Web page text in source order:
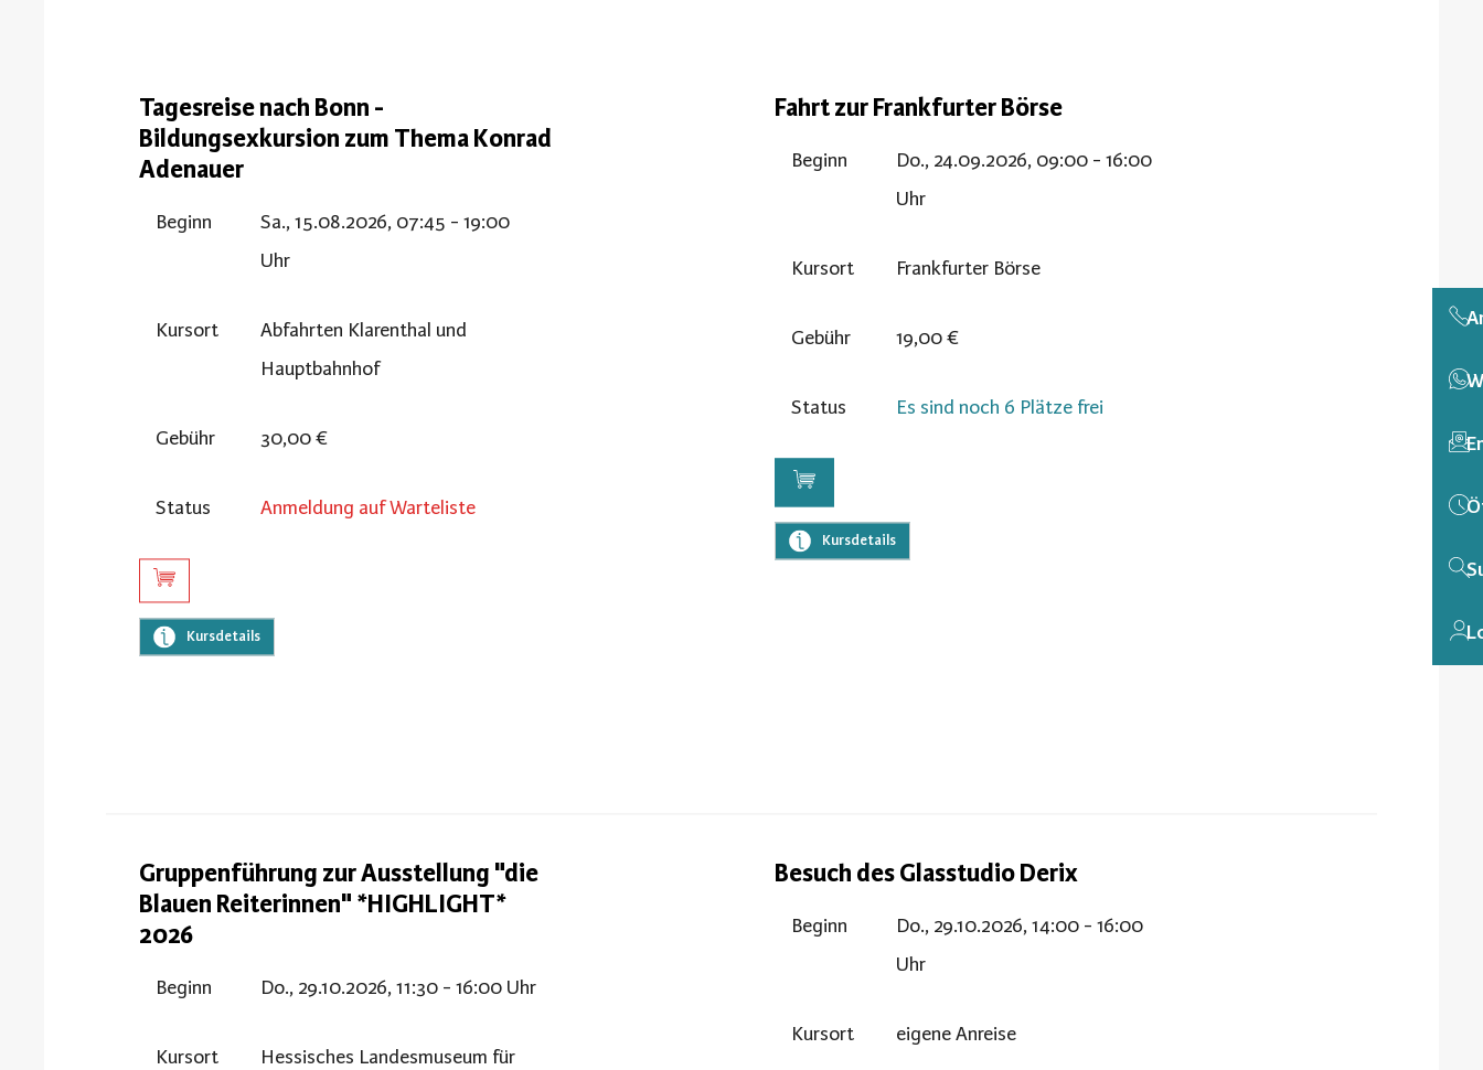
Tagesreise nach Bonn -
Bildungsexkursion zum Thema Konrad
Adenauer
Beginn
Sa., 15.08.2026, 07:45 - 19:00
Uhr
Kursort
Abfahrten Klarenthal und
Hauptbahnhof
Gebühr 30,00 €
Status Anmeldung auf Warteliste
Kursdetails
Fahrt zur Frankfurter Börse
Beginn
Do., 24.09.2026, 09:00 - 16:00
Uhr
Kursort Frankfurter Börse
Gebühr 19,00 €
Status Es sind noch 6 Plätze frei
Kursdetails
Gruppenführung zur Ausstellung "die
Blauen Reiterinnen" *HIGHLIGHT*
2026
Beginn Do., 29.10.2026, 11:30 - 16:00 Uhr
Kursort
Hessisches Landesmuseum für
Besuch des Glasstudio Derix
Beginn
Do., 29.10.2026, 14:00 - 16:00
Uhr
Kursort eigene Anreise